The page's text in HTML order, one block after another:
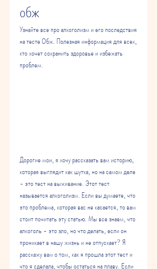
обж
Узнайте все про алкоголизм и его последствия
на тесте Обж. Полезная информация для всех,
кто хочет сохранить здоровье и избежать
проблем.
Дорогие мои, я хочу рассказать вам историю,
которая выглядит как шутка, но на самом деле
- это тест на выживание. Этот тест
называется алкоголизм. Если вы думаете, что
это проблема, которая вас не касается, то вам
стоит почитать эту статью. Мы все знаем, что
алкоголь - это зло, но что делать, если он
проникает в нашу жизнь и не отпускает? Я
расскажу вам о том, как я прошла этот тест и
что я сделала, чтобы остаться на плаву. Если